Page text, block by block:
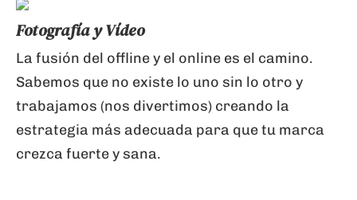
Fotografía y Vídeo
La fusión del offline y el online es el camino.
Sabemos que no existe lo uno sin lo otro y
trabajamos (nos divertimos) creando la
estrategia más adecuada para que tu marca
crezca fuerte y sana.